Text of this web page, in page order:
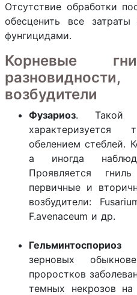
Отсутствие обработки
обесценить все
фунгицидами.
Корневые
возбудители
Фузариоз. Такой
обелением стеблей.
а иногда
Проявляется
первичные и
возбудители:
F.avenaceum и др.
Гельминтоспориоз
зерновых
проростков
темных некрозов на